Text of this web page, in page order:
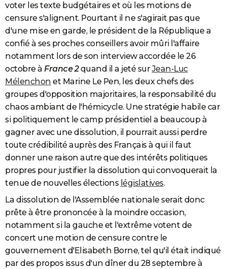
voter les texte budgétaires et où les motions de
censure s'alignent. Pourtant il ne s'agirait pas que
d'une mise en garde, le président de la République a
confié à ses proches conseillers avoir mûri l'affaire
notamment lors de son interview accordée le 26
octobre à France 2quand il a jeté surJean-Luc
Mélenchon et Marine Le Pen, les deux chefs des
groupes d'opposition majoritaires, la responsabilité du
chaos ambiant de l'hémicycle. Une stratégie habile car
si politiquement le camp présidentiel a beaucoup à
gagner avec une dissolution, il pourrait aussi perdre
toute crédibilité auprès des Français à qui il faut
donner une raison autre que des intérêts politiques
propres pour justifier la dissolution qui convoquerait la
tenue de nouvelles élections législatives.
La dissolution de l'Assemblée nationale serait donc
prête à être prononcée à la moindre occasion,
notamment si la gauche et l'extrême votent de
concert une motion de censure contre le
gouvernement d'Elisabeth Borne, tel qu'il était indiqué
par des propos issus d'un dîner du 28 septembre à